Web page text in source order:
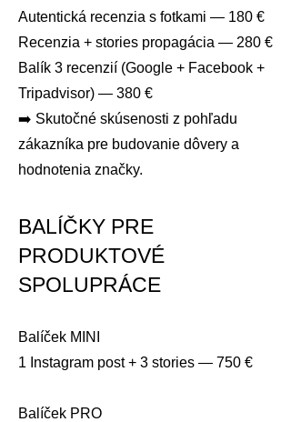
Autentická recenzia s fotkami — 180 €
Recenzia + stories propagácia — 280 €
Balík 3 recenzií (Google + Facebook +
Tripadvisor) — 380 €
➡️ Skutočné skúsenosti z pohľadu
zákazníka pre budovanie dôvery a
hodnotenia značky.
BALÍČKY PRE
PRODUKTOVÉ
SPOLUPRÁCE
Balíček MINI
1 Instagram post + 3 stories — 750 €
Balíček PRO